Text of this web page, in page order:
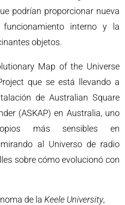
podrían proporcionar nueva
interno y la
objetos.
Map of the Universe
que se está llevando a
de Australian Square
(ASKAP) en Australia, uno
más sensibles en
al Universo de radio
sobre cómo evolucionó con
de la Keele University,